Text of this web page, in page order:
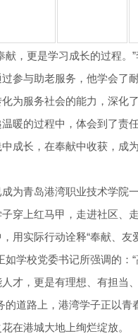
献，更是学习成长的过程。
参与助老服务，他学会了
为服务社会的能力，深化
暖的过程中，体会到了责
成长，在奉献中收获，成
为青岛港湾职业技术学院
穿上红马甲，走进社区、
用实际行动诠释“奉献、友
如学校党委书记所强调的：
才，更是有理想、有担当
的道路上，港湾学子正以青
在港城大地上绚烂绽放。